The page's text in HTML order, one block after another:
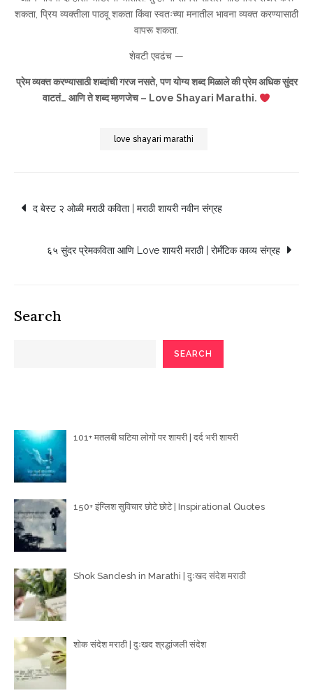
शकता, प्रिय व्यक्तीला पाठवू शकता किंवा स्वतःच्या मनातील भावना व्यक्त करण्यासाठी
वापरू शकता.
शेवटी एवढंच —
प्रेम व्यक्त करण्यासाठी शब्दांची गरज नसते, पण योग्य शब्द मिळाले की प्रेम अधिक सुंदर
वाटतं… आणि ते शब्द म्हणजेच – Love Shayari Marathi.
love shayari marathi
Post
navigation
द बेस्ट २ ओळी मराठी कविता | मराठी शायरी नवीन संग्रह
६५ सुंदर प्रेमकविता आणि Love शायरी मराठी | रोमँटिक काव्य संग्रह
Search
SEARCH
101+ मतलबी घटिया लोगों पर शायरी | दर्द भरी शायरी
150+ इंग्लिश सुविचार छोटे छोटे | Inspirational Quotes
Shok Sandesh in Marathi | दुःखद संदेश मराठी
शोक संदेश मराठी | दुःखद श्रद्धांजली संदेश